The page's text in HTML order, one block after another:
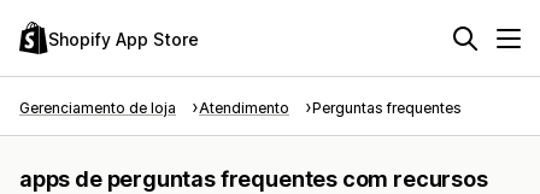
Shopify App Store
Gerenciamento de loja Atendimento Perguntas frequentes
apps de perguntas frequentes com recursos